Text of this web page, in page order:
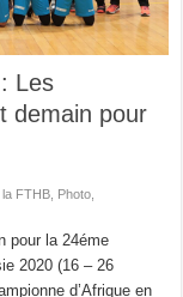
Les
demain pour
FTHB Photo
pour la 24éme
2020 (16 – 26
d’Afrique en